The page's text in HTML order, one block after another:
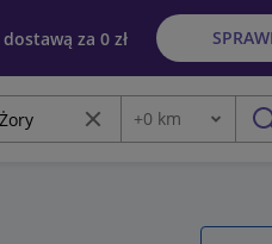
za 0 zł
Wyczyść frazę
Odległość
+0 km